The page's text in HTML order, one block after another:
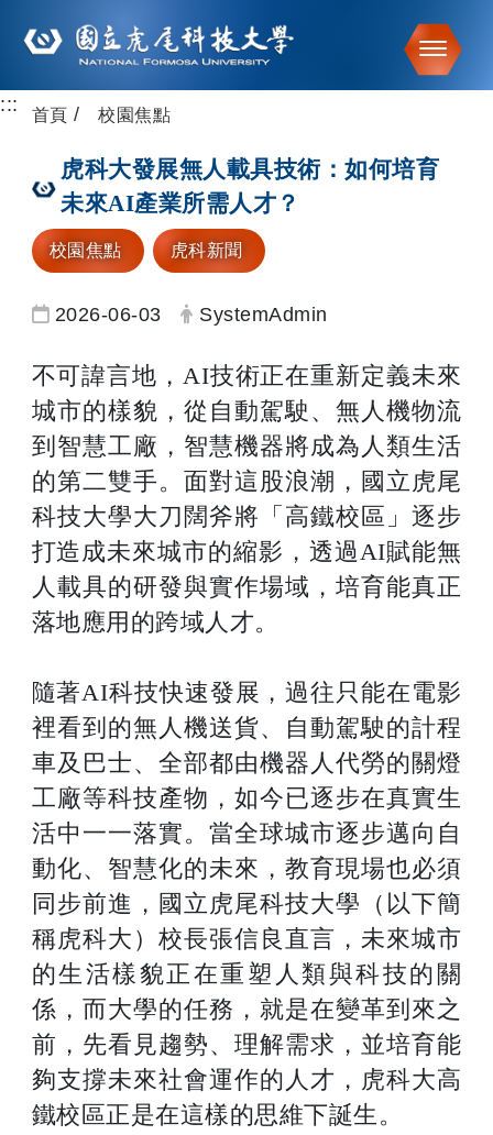
跳到主要內容
::: 首頁 校園焦點
虎科大發展無人載具技術：如何培育
未來AI產業所需人才？
校園焦點 虎科新聞
日期：
2026-06-03 發布者：
SystemAdmin
不可諱言地，AI技術正在重新定義未來
城市的樣貌，從自動駕駛、無人機物流
到智慧工廠，智慧機器將成為人類生活
的第二雙手。面對這股浪潮，國立虎尾
科技大學大刀闊斧將「高鐵校區」逐步
打造成未來城市的縮影，透過AI賦能無
人載具的研發與實作場域，培育能真正
落地應用的跨域人才。
隨著AI科技快速發展，過往只能在電影
裡看到的無人機送貨、自動駕駛的計程
車及巴士、全部都由機器人代勞的關燈
工廠等科技產物，如今已逐步在真實生
活中一一落實。當全球城市逐步邁向自
動化、智慧化的未來，教育現場也必須
同步前進，國立虎尾科技大學（以下簡
稱虎科大）校長張信良直言，未來城市
的生活樣貌正在重塑人類與科技的關
係，而大學的任務，就是在變革到來之
前，先看見趨勢、理解需求，並培育能
夠支撐未來社會運作的人才，虎科大高
鐵校區正是在這樣的思維下誕生。